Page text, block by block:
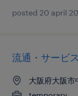
posted 20 april
流通・サービ
大阪府大阪市